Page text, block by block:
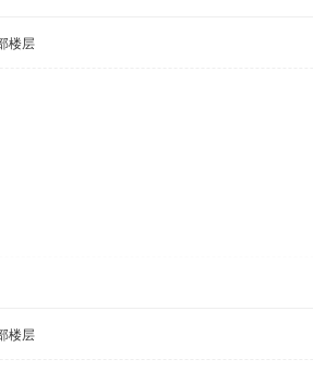
楼层
楼层